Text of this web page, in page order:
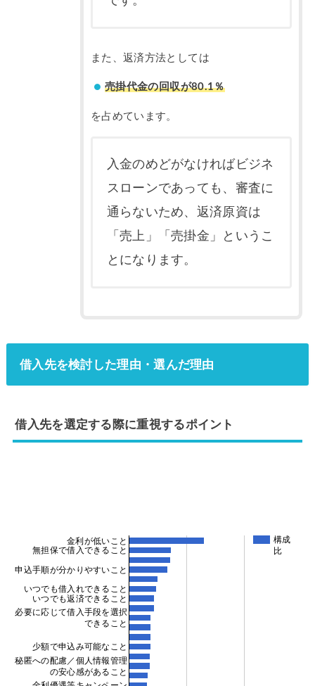
また、返済方法としては
売掛代金の回収が80.1％
を占めています。
入金のめどがなければビジネ
スローンであっても、審査に
通らないため、返済原資は
「売上」「売掛金」というこ
とになります。
借入先を検討した理由・選んだ理由
借入先を選定する際に重視するポイント
構成
比
金利が低いこと
無担保で借入できること
申込手順が分かりやすいこと
いつでも借入れできること
いつでも返済できること
必要に応じて借入手段を選択
できること
少額で申込み可能なこと
秘匿への配慮／個人情報管理
の安心感があること